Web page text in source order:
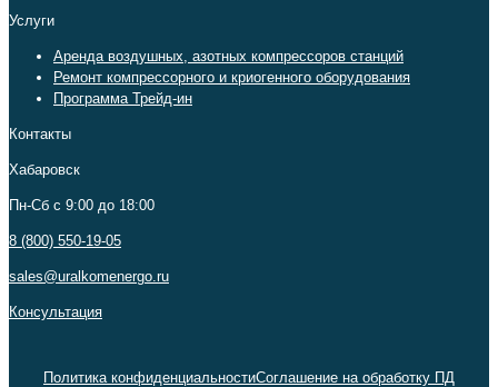
Услуги
Аренда воздушных, азотных компрессоров станций
Ремонт компрессорного и криогенного оборудования
Программа Трейд-ин
Контакты
Хабаровск
Пн-Сб c 9:00 до 18:00
8 (800) 550-19-05
sales@uralkomenergo.ru
Консультация
Политика конфиденциальностиСоглашение на обработку ПД